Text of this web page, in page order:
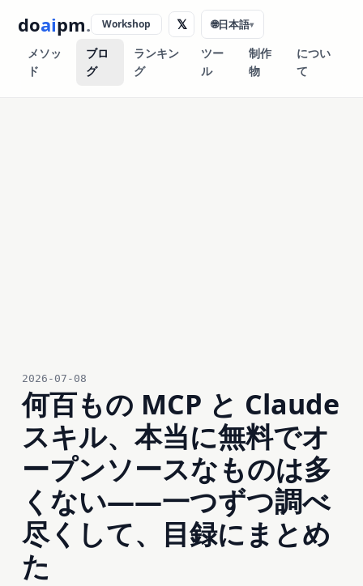
doaipm.
メソッ
ド
ブロ
グ
ランキン
グ
ツー
ル
制作
物
につい
て
Workshop 𝕏 🌐日本語▾
2026-07-08
何百もの MCP と Claude
スキル、本当に無料でオ
ープンソースなものは多
くない——一つずつ調べ
尽くして、目録にまとめ
た